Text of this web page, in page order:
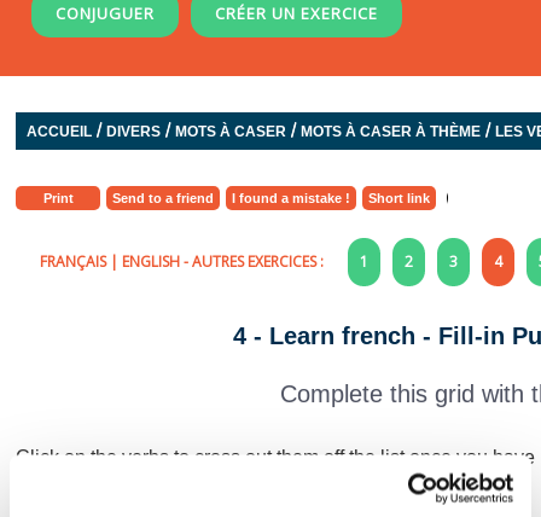
CONJUGUER CRÉER UN EXERCICE
ACCUEIL/ DIVERS/ MOTS À CASER / MOTS À CASER À THÈME/ LES
Print Send to a friend I found a mistake ! Short link
FRANÇAIS| ENGLISH- AUTRES EXERCICES : 1 2 3 4
4 - Learn french - Fill-in
Complete this grid with
Click on the verbs to cross out them off the list once you
3